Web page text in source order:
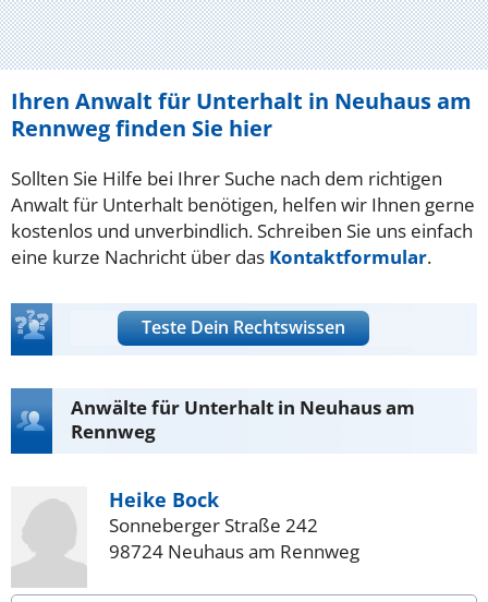
Ihren Anwalt für Unterhalt in Neuhaus am
Rennweg finden Sie hier
Sollten Sie Hilfe bei Ihrer Suche nach dem richtigen
Anwalt für Unterhalt benötigen, helfen wir Ihnen gerne
kostenlos und unverbindlich. Schreiben Sie uns einfach
eine kurze Nachricht über das Kontaktformular.
Teste Dein Rechtswissen
Anwälte für Unterhalt in Neuhaus am
Rennweg
Heike Bock
Sonneberger Straße 242
98724 Neuhaus am Rennweg